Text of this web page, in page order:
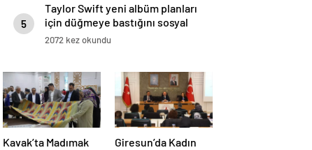
5
Taylor Swift yeni albüm planları
için düğmeye bastığını sosyal
medyadan duyurdu!
2072 kez okundu
Kavak’ta Madımak
Giresun’da Kadın